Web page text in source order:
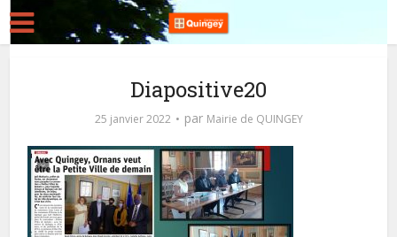
Diapositive20
25 janvier 2022 par Mairie de QUINGEY